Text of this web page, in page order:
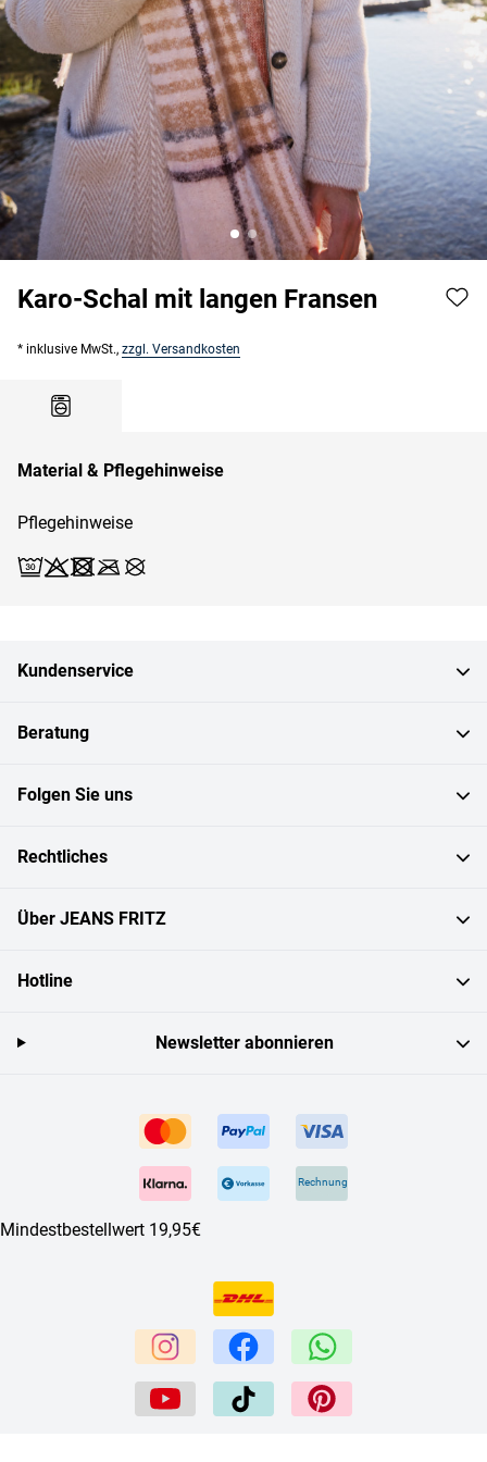
Karo-Schal mit langen Fransen
* inklusive MwSt., zzgl. Versandkosten
Material & Pflegehinweise
Pflegehinweise
Kundenservice
Beratung
Folgen Sie uns
Rechtliches
Über JEANS FRITZ
Hotline
Rechnung
Mindestbestellwert 19,95€
Newsletter abonnieren